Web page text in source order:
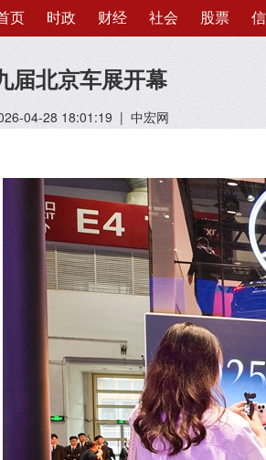
页 时政 财经 社会 股票
届北京车展开幕
04-28 18:01:19 | 中宏网